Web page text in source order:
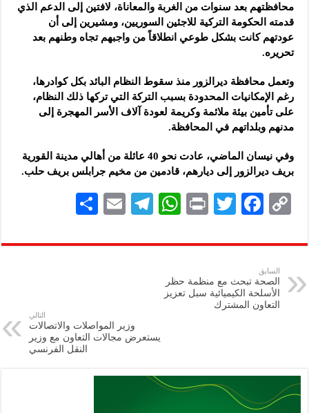
محافظتهم بعد سنوات من الغربة والمعاناة، لافتين إلى الدعم الذي
قدمته الحكومة التركية للاجئين السوريين، ومشيرين إلى أن
عودتهم كانت بشكل طوعي انطلاقاً من واجبهم تجاه وطنهم بعد
تحريره.
وتعمل محافظة ديرالزور منذ سقوط النظام البائد بكل كوادرها،
رغم الإمكانيات المحدودة بسبب التركة التي تركها ذلك النظام،
على تأمين بيئة ملائمة وكريمة لعودة آلاف الأسر المهجرة إلى
مدنهم وبلداتهم في المحافظة.
وفي نيسان الماضي، عادت نحو 40 عائلة من أهالي مدينة القورية
بريف ديرالزور إلى ديارهم، قادمين من مخيم جرابلس بريف حلب.
C
p
y
Li
n
F
eb
k
T
tt
P
nt
W
at
p
Te
gr
E
ai
ar
السابق
الصحة تبحث مع منظمة حظر
الأسلحة الكيميائية سبل تعزيز
التعاون المشترك
التالي
وزير المواصلات والاتصالات
يستعرض مجالات التعاون مع وزير
النقل الفرنسي